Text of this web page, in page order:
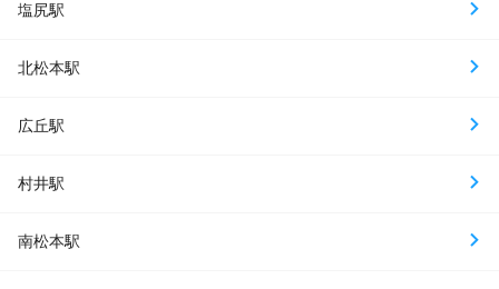
塩尻駅
北松本駅
広丘駅
村井駅
南松本駅